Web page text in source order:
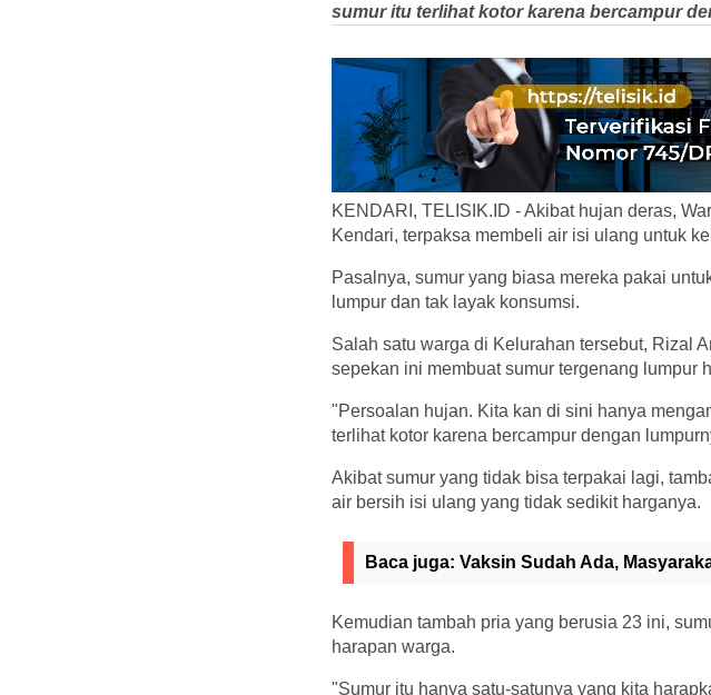
sumur itu terlihat kotor karena bercampur
KENDARI, TELISIK.ID - Akibat hujan deras,
Kendari, terpaksa membeli air isi ulang untuk
Pasalnya, sumur yang biasa mereka pakai
lumpur dan tak layak konsumsi.
Salah satu warga di Kelurahan tersebut, Rizal
sepekan ini membuat sumur tergenang lumpur
"Persoalan hujan. Kita kan di sini hanya
terlihat kotor karena bercampur dengan
Akibat sumur yang tidak bisa terpakai lagi,
air bersih isi ulang yang tidak sedikit harganya.
Baca juga: Vaksin Sudah Ada,
Kemudian tambah pria yang berusia 23 ini,
harapan warga.
"Sumur itu hanya satu-satunya yang kita